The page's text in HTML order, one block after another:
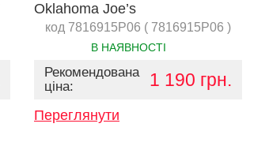
Oklahoma Joe’s
код 7816915P06 ( 7816915P06 )
В НАЯВНОСТІ
Рекомендована
ціна:
1 190 грн.
Переглянути